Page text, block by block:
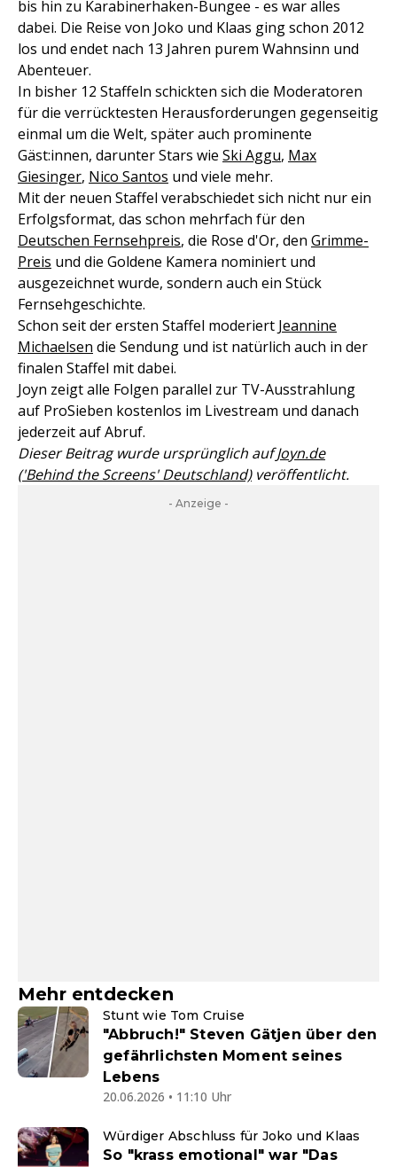
bis hin zu Karabinerhaken-Bungee - es war alles
dabei. Die Reise von Joko und Klaas ging schon 2012
los und endet nach 13 Jahren purem Wahnsinn und
Abenteuer.
In bisher 12 Staffeln schickten sich die Moderatoren
für die verrücktesten Herausforderungen gegenseitig
einmal um die Welt, später auch prominente
Gäst:innen, darunter Stars wie Ski Aggu, Max
Giesinger, Nico Santos und viele mehr.
Mit der neuen Staffel verabschiedet sich nicht nur ein
Erfolgsformat, das schon mehrfach für den
Deutschen Fernsehpreis, die Rose d'Or, den Grimme-
Preis und die Goldene Kamera nominiert und
ausgezeichnet wurde, sondern auch ein Stück
Fernsehgeschichte.
Schon seit der ersten Staffel moderiert Jeannine
Michaelsen die Sendung und ist natürlich auch in der
finalen Staffel mit dabei.
Joyn zeigt alle Folgen parallel zur TV-Ausstrahlung
auf ProSieben kostenlos im Livestream und danach
jederzeit auf Abruf.
Dieser Beitrag wurde ursprünglich aufJoyn.de
('Behind the Screens' Deutschland)veröffentlicht.
- Anzeige -
Mehr entdecken
Stunt wie Tom Cruise
"Abbruch!" Steven Gätjen über den
gefährlichsten Moment seines
Lebens
20.06.2026 • 11:10 Uhr
Würdiger Abschluss für Joko und Klaas
So "krass emotional" war "Das